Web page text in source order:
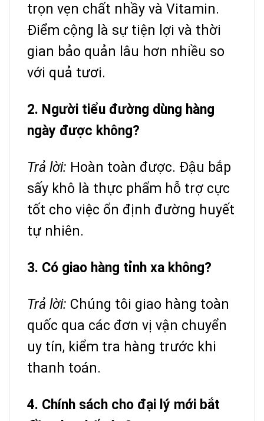
trọn vẹn chất nhầy và Vitamin.
Điểm cộng là sự tiện lợi và thời
gian bảo quản lâu hơn nhiều so
với quả tươi.
2. Người tiểu đường dùng hàng
ngày được không?
Trả lời: Hoàn toàn được. Đậu bắp
sấy khô là thực phẩm hỗ trợ cực
tốt cho việc ổn định đường huyết
tự nhiên.
3. Có giao hàng tỉnh xa không?
Trả lời: Chúng tôi giao hàng toàn
quốc qua các đơn vị vận chuyển
uy tín, kiểm tra hàng trước khi
thanh toán.
4. Chính sách cho đại lý mới bắt